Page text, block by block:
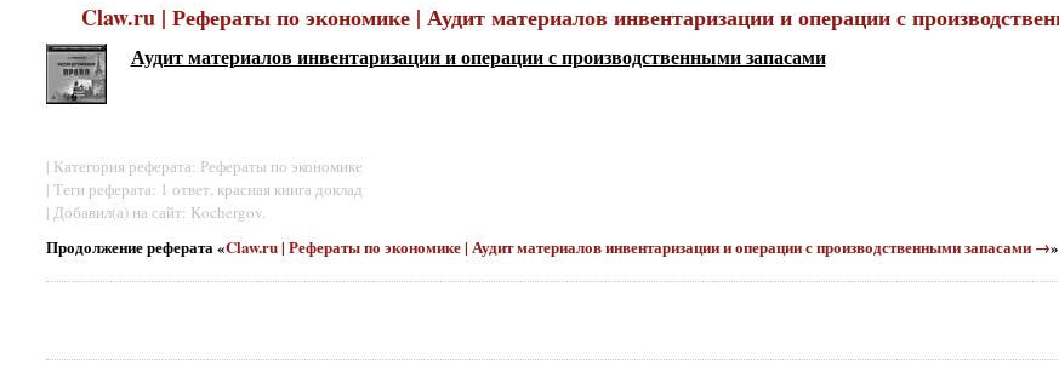
Claw.ru | Рефераты по экономике | Аудит материалов инвентаризации и операции с
Аудит материалов инвентаризации и операции с производственными запасами
| Категория реферата: Рефераты по экономике
| Теги реферата: 1 ответ, красная книга доклад
| Добавил(а) на сайт: Kochergov.
Продолжение реферата «Claw.ru | Рефераты по экономике | Аудит материалов инвентаризации и операции с производственными запасами →»